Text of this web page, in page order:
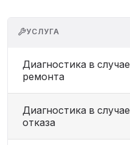
УСЛУГА
Диагностика в случае
ремонта
Диагностика в случае
отказа